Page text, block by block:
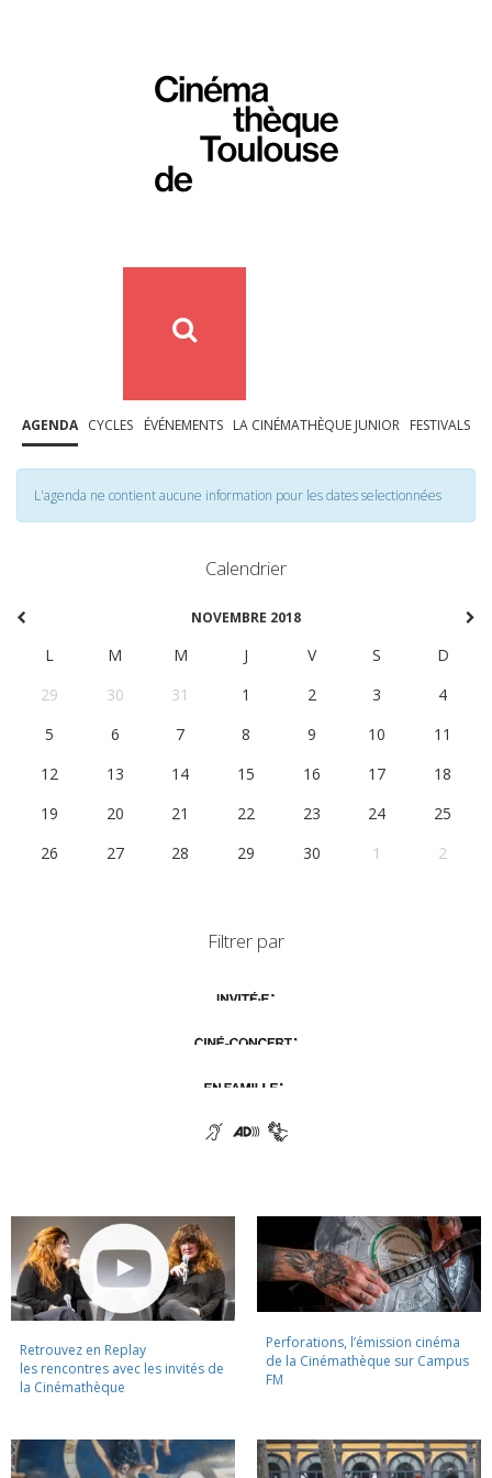
AGENDA CYCLES ÉVÉNEMENTS LA CINÉMATHÈQUE JUNIOR FESTIVALS
L'agenda ne contient aucune information pour les dates selectionnées
Calendrier
NOVEMBRE 2018
L M M J V S
D
29
30 31 1 2 3
4
5
6 7 8 9 10
11
12
13 14 15 16 17
18
19
20 21 22 23 24
25
26
27 28 29 30 1 2
Filtrer par
Retrouvez en Replay
les rencontres avec les invités de
la Cinémathèque
Perforations, l’émission cinéma
de la Cinémathèque sur Campus
FM